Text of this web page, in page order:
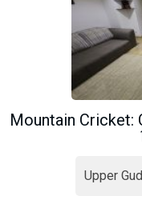
Mountain Cricket:
Upper